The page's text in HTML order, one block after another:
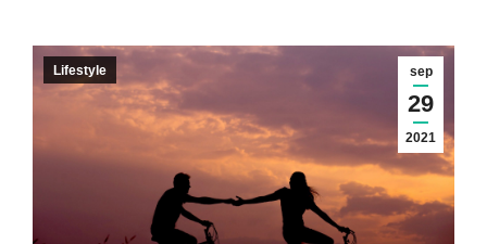
sep
29
2021
Lifestyle